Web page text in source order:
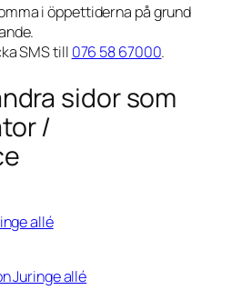
i öppettiderna på grund
SMS till 076 58 67000.
sidor som
/
allé
Juringe allé